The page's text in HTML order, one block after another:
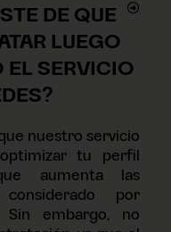
DE QUE
LUEGO
EL SERVICIO
nuestro servicio
tu perfil
aumenta las
por
Sin embargo, no